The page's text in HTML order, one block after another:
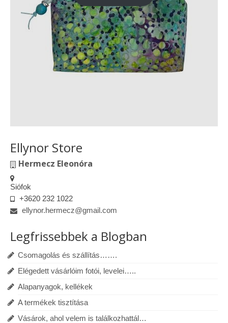
Ellynor Store
Hermecz Eleonóra
Siófok
+3620 232 1022
ellynor.hermecz@gmail.com
Legfrissebbek a Blogban
Csomagolás és szállítás…….
Elégedett vásárlóim fotói, levelei…..
Alapanyagok, kellékek
A termékek tisztítása
Vásárok, ahol velem is találkozhattál…